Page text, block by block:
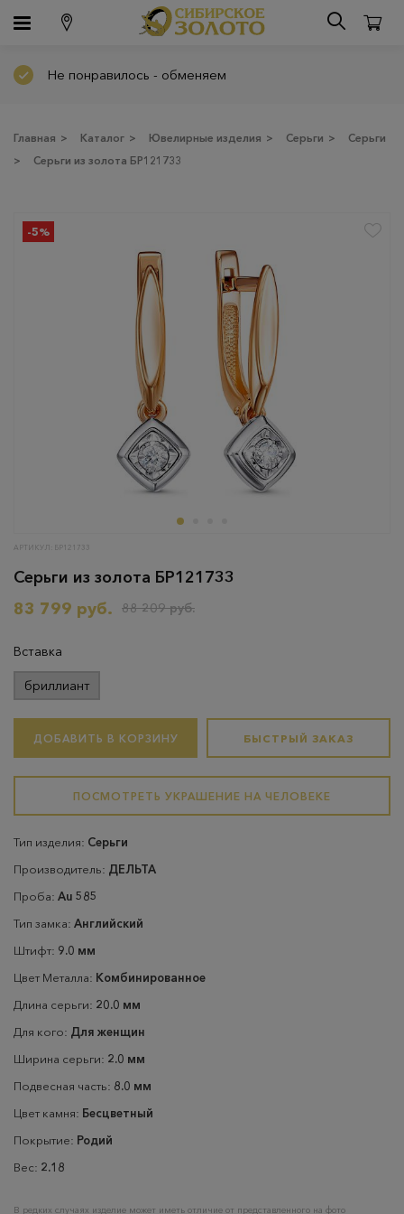
Не понравилось - обменяем
Главная > Каталог > Ювелирные изделия > Серьги >
Серьги
>
Серьги из золота БР121733
-5%
АРТИКУЛ: БР121733
Серьги из золота БР121733
83 799 руб.
88 209 руб.
Вставка
бриллиант
ДОБАВИТЬ В КОРЗИНУ БЫСТРЫЙ ЗАКАЗ
ПОСМОТРЕТЬ УКРАШЕНИЕ НА ЧЕЛОВЕКЕ
Тип изделия: Серьги
Производитель: ДЕЛЬТА
Проба: Au 585
Тип замка: Английский
Штифт: 9.0 мм
Цвет Металла: Комбинированное
Длина серьги: 20.0 мм
Для кого: Для женщин
Ширина серьги: 2.0 мм
Подвесная часть: 8.0 мм
Цвет камня: Бесцветный
Покрытие: Родий
Вес: 2.18
В редких случаях изделие может иметь отличие от представленного на фото